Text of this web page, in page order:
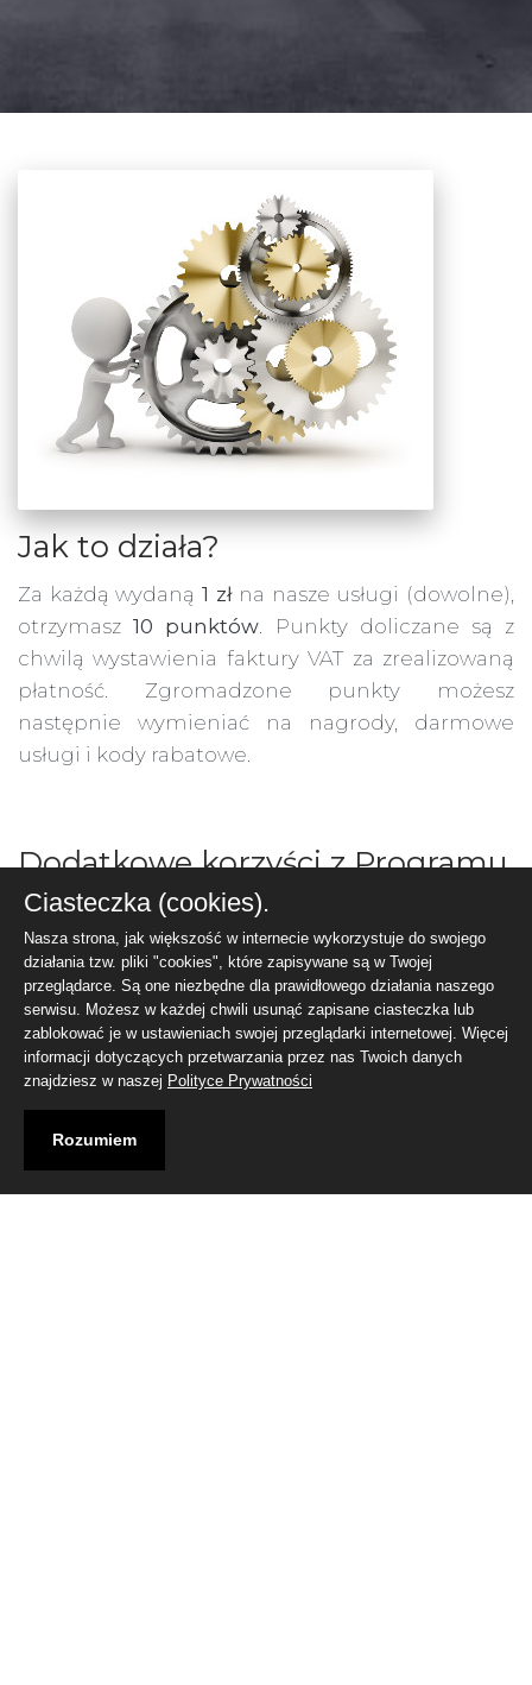
Jak to działa?
Za każdą wydaną 1 złna nasze usługi (dowolne),
otrzymasz10 punktów. Punkty doliczane są z
chwilą wystawienia faktury VAT za zrealizowaną
płatność. Zgromadzone punkty możesz
następnie wymieniać na nagrody, darmowe
usługi i kody rabatowe.
Dodatkowe korzyści z Programu
Partnerskiego
Jeśli polecisz komuś nasze usługi, będziesz także
otrzymywać dodatkowe punkty odkażdej
płatnościzrealizowanej przez tę osobę. Również
za odnawianie usług!
Ciasteczka (cookies).
Nasza strona, jak większość w internecie wykorzystuje do swojego
działania tzw. pliki "cookies", które zapisywane są w Twojej
przeglądarce. Są one niezbędne dla prawidłowego działania naszego
serwisu. Możesz w każdej chwili usunąć zapisane ciasteczka lub
zablokować je w ustawieniach swojej przeglądarki internetowej. Więcej
informacji dotyczących przetwarzania przez nas Twoich danych
znajdziesz w naszej Polityce Prywatności
Rozumiem